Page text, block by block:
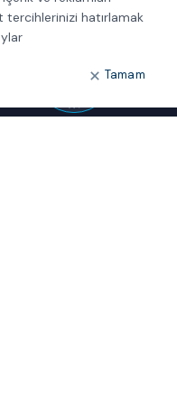
hatırlamak
Tamam